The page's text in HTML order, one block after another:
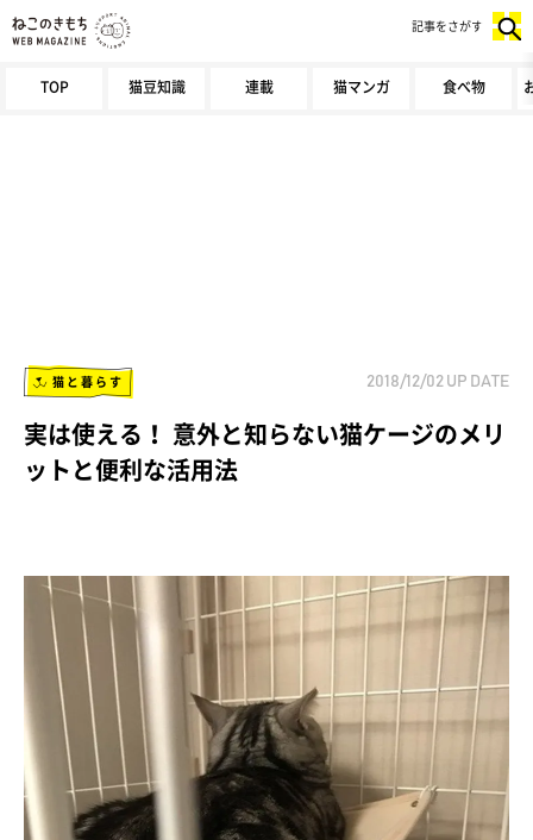
TOP 猫豆知識 連載 猫マンガ 食べ物
記事をさがす
猫と暮らす 2018/12/02 UP DATE
実は使える！ 意外と知らない猫ケージのメリ
ットと便利な活用法